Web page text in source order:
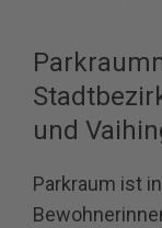
und
Parkraum ist